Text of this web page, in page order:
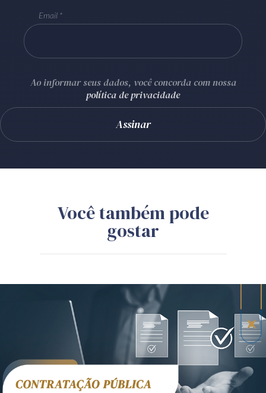
Email
Ao informar seus dados, você concorda com nossa
política de privacidade
Você também pode
gostar